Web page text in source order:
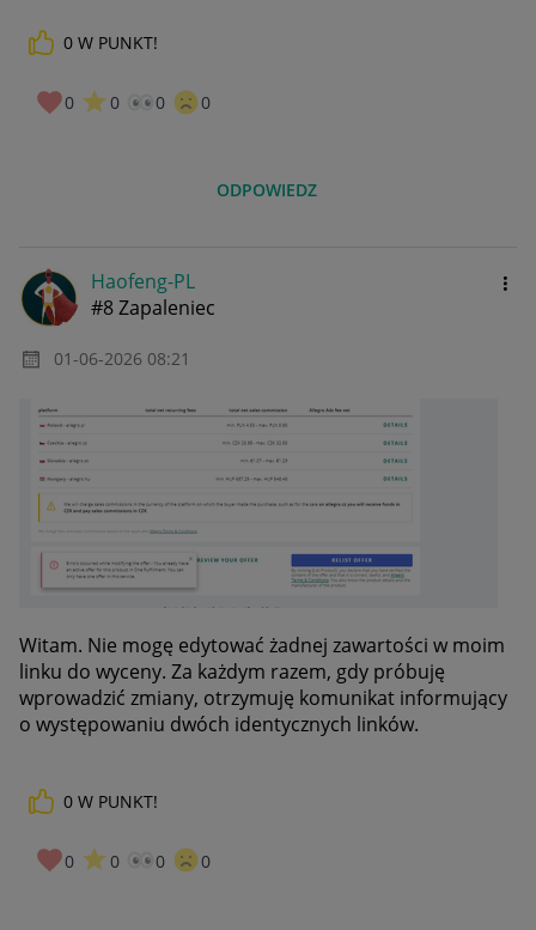
0 W PUNKT!
0 0 0 0
ODPOWIEDZ
Haofeng-PL
#8 Zapaleniec
‎01-06-2026 08:21
Witam. Nie mogę edytować żadnej zawartości w moim
linku do wyceny. Za każdym razem, gdy próbuję
wprowadzić zmiany, otrzymuję komunikat informujący
o występowaniu dwóch identycznych linków.
0 W PUNKT!
0 0 0 0